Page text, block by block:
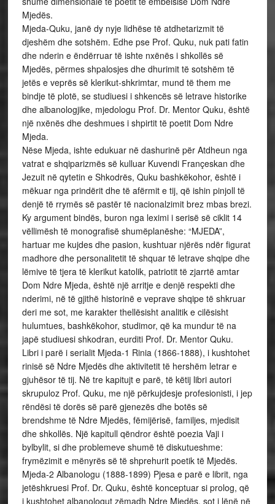
Mjedës.
Mjeda-Quku, janë dy nyje lidhëse të atdhetarizmit të
djeshëm dhe sotshëm. Edhe pse Prof. Quku, nuk pati fatin
dhe nderin e ëndërruar të ishte nxënës i shkollës së
Mjedës, përmes shpalosjes dhe dhurimit të sotshëm të
jetës e veprës së klerikut-shkrimtar, mund të them me
bindje të plotë, se studiuesi i shkencës së letrave historike
dhe albanologjike, mjedologu Prof. Dr. Mentor Quku, është
një nxënës dhe deshmues i shpirtit të poetit Dom Ndre
Mjeda.
Nëse Mjeda, ishte edukuar në dashurinë për Atdheun nga
vatrat e shqiparizmës së kulluar Kuvendi Françeskan dhe
Jezuit në qytetin e Shkodrës, Quku bashkëkohor, është i
mëkuar nga prindërit dhe të afërmit e tij, që ishin pinjoll të
denjë të rrymës së pastër të nacionalzimit brez mbas brezi.
Ky argument bindës, buron nga leximi i serisë së ciklit 14
vëllimësh të monografisë shumëplanëshe: “MJEDA”,
hartuar me kujdes dhe pasion, kushtuar njërës ndër figurat
madhore dhe personalitetit të shquar të letrave shqipe dhe
lëmive të tjera të klerikut katolik, patriotit të zjarrtë amtar
Dom Ndre Mjeda, është një arritje e denjë respekti dhe
nderimi, në të gjithë historinë e veprave shqipe të shkruar
deri me sot, me karakter thellësisht analitik e cilësisht
hulumtues, bashkëkohor, studimor, që ka mundur të na
japë studiuesi shkodran, eurditi Prof. Dr. Mentor Quku.
Libri i parë i serialit Mjeda-1 Rinia (1866-1888), i kushtohet
rinisë së Ndre Mjedës dhe aktivitetit të hershëm letrar e
gjuhësor të tij. Në tre kapitujt e parë, të këtij libri autori
skrupuloz Prof. Quku, me një përkujdesje profesionisti, i jep
rëndësi të dorës së parë gjenezës dhe botës së
brendshme të Ndre Mjedës, fëmijërisë, familjes, mjedisit
dhe shkollës. Një kapitull qëndror është poezia Vaji i
bylbylit, si dhe problemeve shumë të diskutueshme:
frymëzimit e mënyrës së të shprehurit poetik të Mjedës.
Mjeda-2 Albanologu (1888-1899) Pjesa e parë e librit, nga
jetëshkruesi Prof. Dr. Quku, është konceptuar si prolog, që
i kushtohet albanologut zëmadh Ndre Mjedës, sot i lënë në